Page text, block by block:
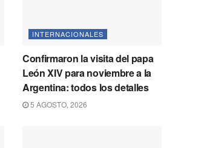
INTERNACIONALES
Confirmaron la visita del papa
León XIV para noviembre a la
Argentina: todos los detalles
5 AGOSTO, 2026